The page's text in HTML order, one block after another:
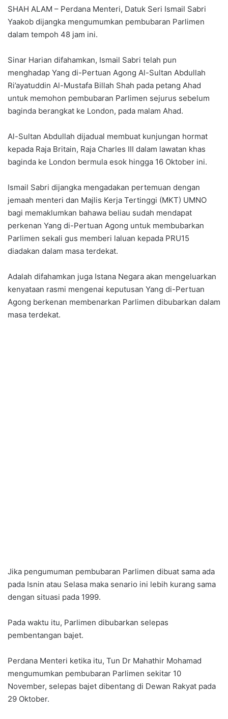
SHAH ALAM – Perdana Menteri, Datuk Seri Ismail Sabri
Yaakob dijangka mengumumkan pembubaran Parlimen
dalam tempoh 48 jam ini.
Sinar Harian difahamkan, Ismail Sabri telah pun
menghadap Yang di-Pertuan Agong Al-Sultan Abdullah
Ri’ayatuddin Al-Mustafa Billah Shah pada petang Ahad
untuk memohon pembubaran Parlimen sejurus sebelum
baginda berangkat ke London, pada malam Ahad.
Al-Sultan Abdullah dijadual membuat kunjungan hormat
kepada Raja Britain, Raja Charles III dalam lawatan khas
baginda ke London bermula esok hingga 16 Oktober ini.
Ismail Sabri dijangka mengadakan pertemuan dengan
jemaah menteri dan Majlis Kerja Tertinggi (MKT) UMNO
bagi memaklumkan bahawa beliau sudah mendapat
perkenan Yang di-Pertuan Agong untuk membubarkan
Parlimen sekali gus memberi laluan kepada PRU15
diadakan dalam masa terdekat.
Adalah difahamkan juga Istana Negara akan mengeluarkan
kenyataan rasmi mengenai keputusan Yang di-Pertuan
Agong berkenan membenarkan Parlimen dibubarkan dalam
masa terdekat.
Jika pengumuman pembubaran Parlimen dibuat sama ada
pada Isnin atau Selasa maka senario ini lebih kurang sama
dengan situasi pada 1999.
Pada waktu itu, Parlimen dibubarkan selepas
pembentangan bajet.
Perdana Menteri ketika itu, Tun Dr Mahathir Mohamad
mengumumkan pembubaran Parlimen sekitar 10
November, selepas bajet dibentang di Dewan Rakyat pada
29 Oktober.